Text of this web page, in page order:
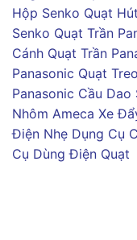
Hộp Senko Quạt
Senko Quạt Trần
Cánh Quạt Trần
Panasonic Quạt
Panasonic Cầu Dao
Nhôm Ameca Xe
Điện Nhẹ Dụng Cụ
Cụ Dùng Điện Quạt